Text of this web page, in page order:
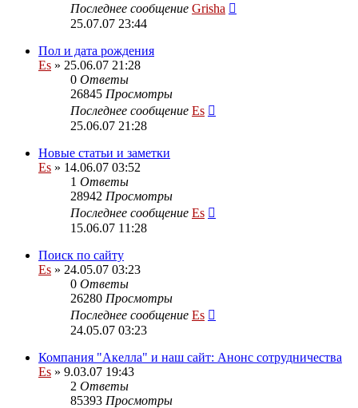
Последнее сообщение Grisha
25.07.07 23:44
Пол и дата рождения
Es » 25.06.07 21:28
0 Ответы
26845 Просмотры
Последнее сообщение Es
25.06.07 21:28
Новые статьи и заметки
Es » 14.06.07 03:52
1 Ответы
28942 Просмотры
Последнее сообщение Es
15.06.07 11:28
Поиск по сайту
Es » 24.05.07 03:23
0 Ответы
26280 Просмотры
Последнее сообщение Es
24.05.07 03:23
Компания "Акелла" и наш сайт: Анонс сотрудничества
Es » 9.03.07 19:43
2 Ответы
85393 Просмотры